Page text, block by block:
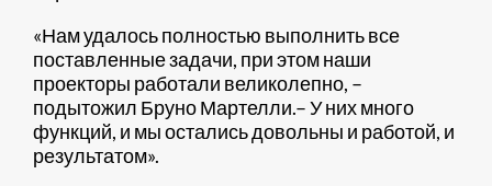
«Нам удалось полностью выполнить все
поставленные задачи, при этом наши
проекторы работали великолепно, –
подытожил Бруно Мартелли.– У них много
функций, и мы остались довольны и работой, и
результатом».